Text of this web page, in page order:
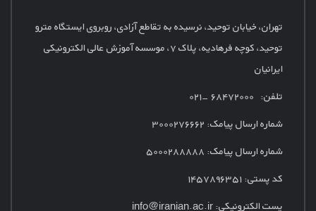
تهران، خیابان توحید، نرسیده به تقاطع آزادی، روبروی ایستگاه مترو
توحید، کوچه فرهادیه، پلاک
۷، موسسه آموزش عالی الکترونیکی
ایرانیان
تلفن: ۶۸۴۷۲۰۰۰ -۰۲۱
شماره ارسال پیامک: ۳۰۰۰۲۷۶۶۶۲
شماره ارسال پیامک: ۵۰۰۰۲۸۸۸۸۸
کد پستی: ۱۴۵۷۸۹۶۳۵۱
پست الکترونیکی:info@iranian.ac.ir